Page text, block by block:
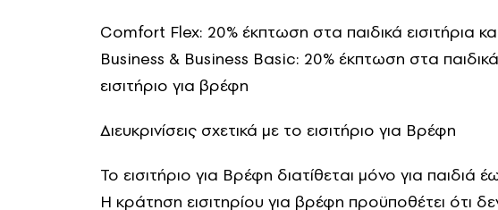
Comfort Flex: 20% έκπτωση στα παιδικά εισιτήρια
Business & Business Basic: 20% έκπτωση στα
εισιτήριο για βρέφη
Διευκρινίσεις σχετικά με το εισιτήριο για Βρέφη
Το εισιτήριο για Βρέφη διατίθεται μόνο για παιδιά
Η κράτηση εισιτηρίου για βρέφη προϋποθέτει ότι